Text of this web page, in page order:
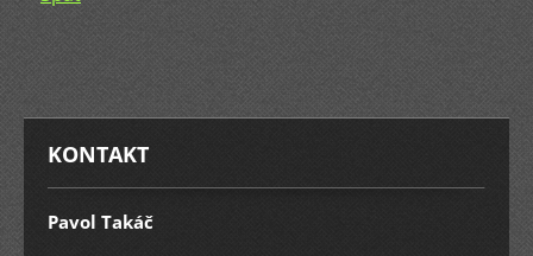
KONTAKT
Pavol Takáč